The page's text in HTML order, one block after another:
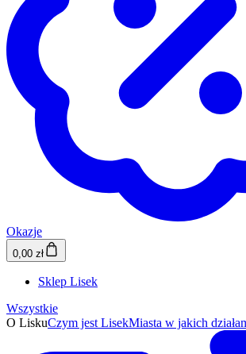
Okazje
0,00 zł
Sklep Lisek
Wszystkie
O LiskuCzym jest LisekMiasta w jakich